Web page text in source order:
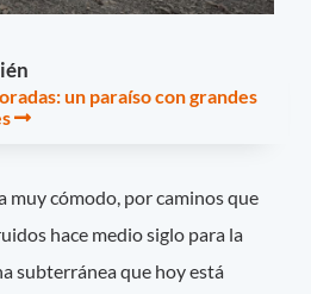
un paraíso con grandes
muy cómodo, por caminos que
hace medio siglo para la
subterránea que hoy está